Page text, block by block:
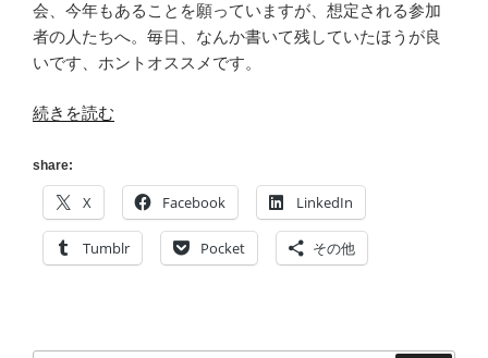
会、今年もあることを願っていますが、想定される参加
者の人たちへ。毎日、なんか書いて残していたほうが良
いです、ホントオススメです。
“[読
メ
ー
タ
2016
月
続きを読む
share:
X Facebook LinkedIn
Tumblr Pocket その他